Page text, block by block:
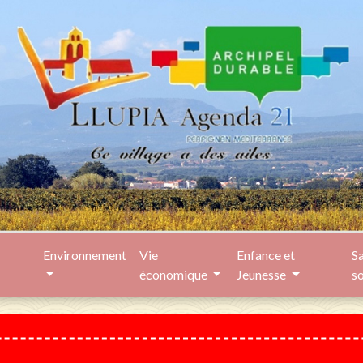
Environnement
Vie
économique
Enfance et
Jeunesse